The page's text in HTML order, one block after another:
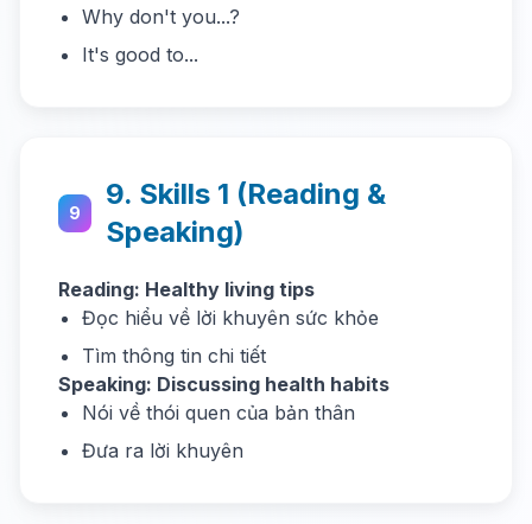
Why don't you...?
It's good to...
9
9. Skills 1 (Reading &
Speaking)
Reading: Healthy living tips
Đọc hiểu về lời khuyên sức khỏe
Tìm thông tin chi tiết
Speaking: Discussing health habits
Nói về thói quen của bản thân
Đưa ra lời khuyên